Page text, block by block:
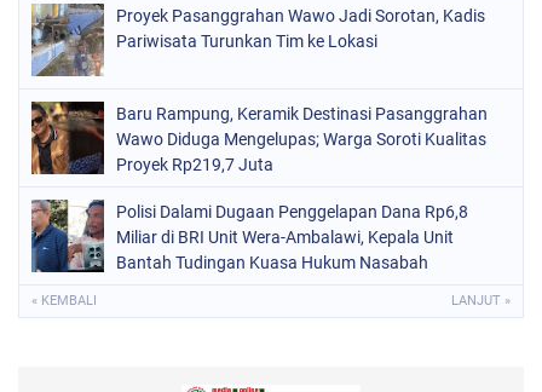
Proyek Pasanggrahan Wawo Jadi Sorotan, Kadis
Pariwisata Turunkan Tim ke Lokasi
Baru Rampung, Keramik Destinasi Pasanggrahan
Wawo Diduga Mengelupas; Warga Soroti Kualitas
Proyek Rp219,7 Juta
Polisi Dalami Dugaan Penggelapan Dana Rp6,8
Miliar di BRI Unit Wera-Ambalawi, Kepala Unit
Bantah Tudingan Kuasa Hukum Nasabah
« KEMBALI LANJUT »